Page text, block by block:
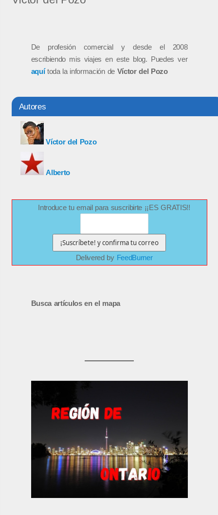
De profesión comercial y desde el 2008
escribiendo mis viajes en este blog. Puedes ver
aquítoda la información de Víctor del Pozo
Autores
Víctor del Pozo
Alberto
Introduce tu email para suscribirte ¡¡ES GRATIS!!
Delivered by FeedBurner
Busca artículos en el mapa